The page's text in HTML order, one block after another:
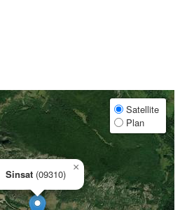
Sinsat (09310)
×
Satellite
Plan